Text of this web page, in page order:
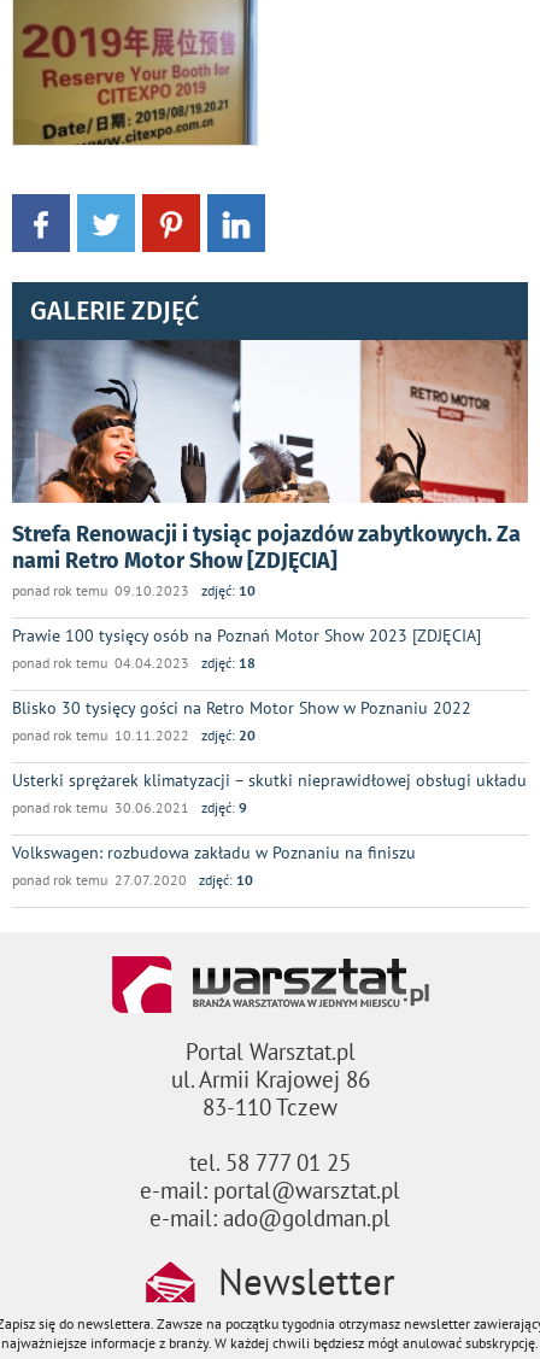
GALERIE ZDJĘĆ
Strefa Renowacji i tysiąc pojazdów zabytkowych. Za
nami Retro Motor Show [ZDJĘCIA]
ponad rok temu 09.10.2023 zdjęć: 10
Prawie 100 tysięcy osób na Poznań Motor Show 2023 [ZDJĘCIA]
ponad rok temu 04.04.2023 zdjęć: 18
Blisko 30 tysięcy gości na Retro Motor Show w Poznaniu 2022
ponad rok temu 10.11.2022 zdjęć: 20
Usterki sprężarek klimatyzacji – skutki nieprawidłowej obsługi układu
ponad rok temu 30.06.2021 zdjęć: 9
Volkswagen: rozbudowa zakładu w Poznaniu na finiszu
ponad rok temu 27.07.2020 zdjęć: 10
Portal Warsztat.pl
ul. Armii Krajowej 86
83-110 Tczew
tel. 58 777 01 25
e-mail: portal@warsztat.pl
e-mail: ado@goldman.pl
Newsletter
się do newslettera. Zawsze na początku tygodnia otrzymasz newsletter
najważniejsze informacje z branży. W każdej chwili będziesz mógł anulować subskrypcję.